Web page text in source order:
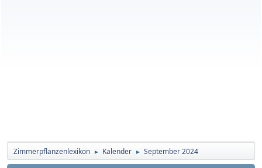
Zimmerpflanzenlexikon ► Kalender ► September 2024